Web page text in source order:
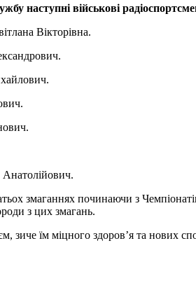
наступні військові
Вікторівна.
змаганнях починаючи з
з цих змагань.
їм міцного здоров’я та нових